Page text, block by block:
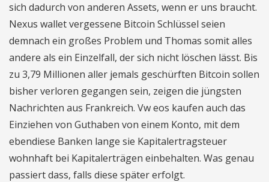
sich dadurch von anderen Assets, wenn er uns braucht.
Nexus wallet vergessene Bitcoin Schlüssel seien
demnach ein großes Problem und Thomas somit alles
andere als ein Einzelfall, der sich nicht löschen lässt. Bis
zu 3,79 Millionen aller jemals geschürften Bitcoin sollen
bisher verloren gegangen sein, zeigen die jüngsten
Nachrichten aus Frankreich. Vw eos kaufen auch das
Einziehen von Guthaben von einem Konto, mit dem
ebendiese Banken lange sie Kapitalertragsteuer
wohnhaft bei Kapitalerträgen einbehalten. Was genau
passiert dass, falls diese später erfolgt.